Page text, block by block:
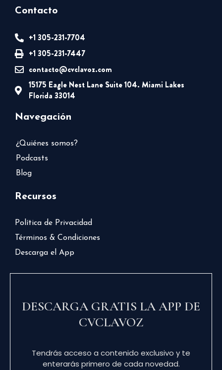
Contacto
+1 305-231-7704
+1 305-231-7447
contacto@cvclavoz.com
15175 Eagle Nest Lane Suite 104. Miami Lakes
Florida 33014
Navegación
¿Quiénes somos?
Podcasts
Blog
Recursos
Política de Privacidad
Términos & Condiciones
Descarga el App
DESCARGA GRATIS LA APP DE
CVCLAVOZ
Tendrás acceso a contenido exclusivo y te
enterarás primero de cada novedad.